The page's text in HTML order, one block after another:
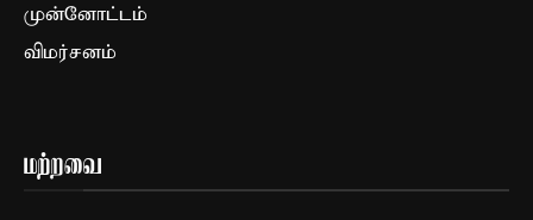
முன்னோட்டம்
விமர்சனம்
மற்றவை